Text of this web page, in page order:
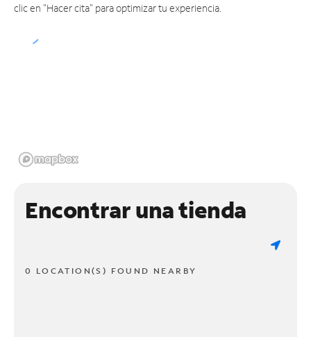
clic en "Hacer cita" para optimizar tu experiencia.
Encontrar una tienda
0 LOCATION(S) FOUND NEARBY